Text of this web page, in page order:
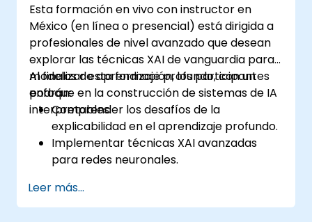
(logging).
Esta formación en vivo con instructor en
México (en línea o presencial) está dirigida a
profesionales de nivel avanzado que desean
explorar las técnicas XAI de vanguardia para
modelos de aprendizaje profundo, con un
enfoque en la construcción de sistemas de IA
interpretables.
Al finalizar esta formación, los participantes
podrán:
Comprender los desafíos de la
explicabilidad en el aprendizaje profundo.
Implementar técnicas XAI avanzadas
para redes neuronales.
los modelos de aprendizaje profundo.
Evaluar las compensaciones entre
Leer más...